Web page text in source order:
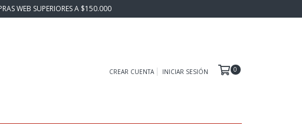
WEB SUPERIORES A $150.000
CREAR CUENTA INICIAR SESIÓN 0